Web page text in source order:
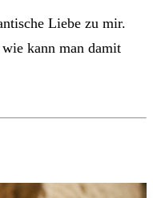
Liebe zu mir.
kann man damit